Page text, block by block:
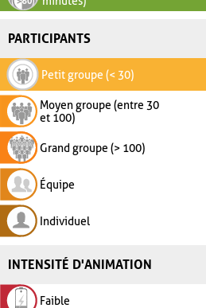
PARTICIPANTS
Petit groupe (< 30)
Moyen groupe (entre 30
et 100)
Grand groupe (> 100)
Équipe
Individuel
INTENSITÉ D'ANIMATION
Faible